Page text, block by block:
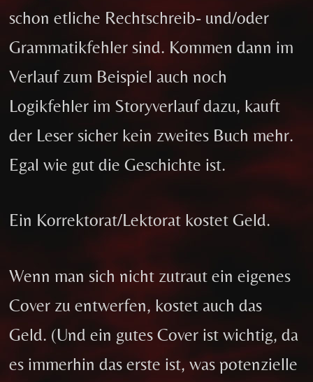
schon etliche Rechtschreib- und/oder
Grammatikfehler sind. Kommen dann im
Verlauf zum Beispiel auch noch
Logikfehler im Storyverlauf dazu, kauft
der Leser sicher kein zweites Buch mehr.
Egal wie gut die Geschichte ist.
Ein Korrektorat/Lektorat kostet Geld.
Wenn man sich nicht zutraut ein eigenes
Cover zu entwerfen, kostet auch das
Geld. (Und ein gutes Cover ist wichtig, da
es immerhin das erste ist, was potenzielle